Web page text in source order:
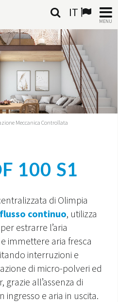
IT
MENU
Meccanica Controllata
100 S1
di Olimpia
continuo, utilizza
estrarre l’aria
immettere aria fresca
interruzioni e
di micro-polveri ed
all’assenza di
ingresso e aria in uscita.